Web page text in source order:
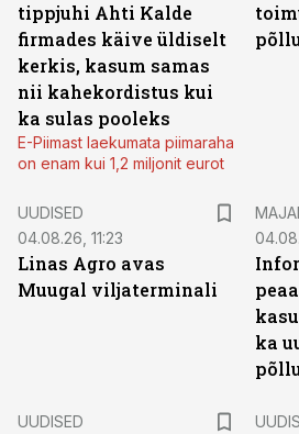
tippjuhi Ahti Kalde
firmades käive üldiselt
kerkis, kasum samas
nii kahekordistus kui
ka sulas pooleks
E-Piimast laekumata piimaraha
on enam kui 1,2 miljonit eurot
UUDISED
04.08.26, 11:23
Linas Agro avas
Muugal viljaterminali
ka
UUDISED